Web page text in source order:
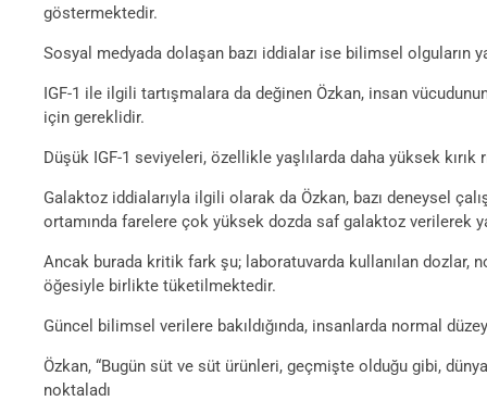
göstermektedir.
Sosyal medyada dolaşan bazı iddialar ise bilimsel olguların
IGF-1 ile ilgili tartışmalara da değinen Özkan, insan
için gereklidir.
Düşük IGF-1 seviyeleri, özellikle yaşlılarda daha yüksek
Galaktoz iddialarıyla ilgili olarak da Özkan, bazı deneysel
ortamında farelere çok yüksek dozda saf galaktoz verilerek
Ancak burada kritik fark şu; laboratuvarda kullanılan dozlar,
öğesiyle birlikte tüketilmektedir.
Güncel bilimsel verilere bakıldığında, insanlarda normal
Özkan, “Bugün süt ve süt ürünleri, geçmişte olduğu gibi,
noktaladı